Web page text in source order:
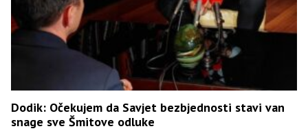
Dodik: Očekujem da Savjet bezbjednosti stavi van
snage sve Šmitove odluke